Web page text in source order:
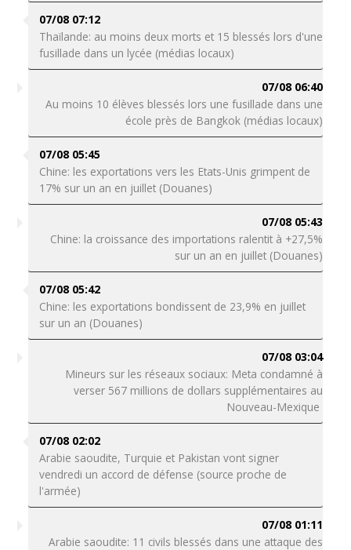
07/08 07:12
Thaïlande: au moins deux morts et 15 blessés lors d'une
fusillade dans un lycée (médias locaux)
07/08 06:40
Au moins 10 élèves blessés lors une fusillade dans une
école près de Bangkok (médias locaux)
07/08 05:45
Chine: les exportations vers les Etats-Unis grimpent de
17% sur un an en juillet (Douanes)
07/08 05:43
Chine: la croissance des importations ralentit à +27,5%
sur un an en juillet (Douanes)
07/08 05:42
Chine: les exportations bondissent de 23,9% en juillet
sur un an (Douanes)
07/08 03:04
Mineurs sur les réseaux sociaux: Meta condamné à
verser 567 millions de dollars supplémentaires au
Nouveau-Mexique
07/08 02:02
Arabie saoudite, Turquie et Pakistan vont signer
vendredi un accord de défense (source proche de
l'armée)
07/08 01:11
Arabie saoudite: 11 civils blessés dans une attaque des